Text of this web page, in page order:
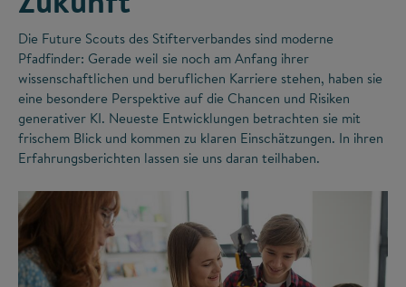
Die Future Scouts des Stifterverbandes sind moderne
Pfadfinder: Gerade weil sie noch am Anfang ihrer
wissenschaftlichen und beruflichen Karriere stehen, haben sie
eine besondere Perspektive auf die Chancen und Risiken
generativer KI. Neueste Entwicklungen betrachten sie mit
frischem Blick und kommen zu klaren Einschätzungen. In ihren
Erfahrungsberichten lassen sie uns daran teilhaben.